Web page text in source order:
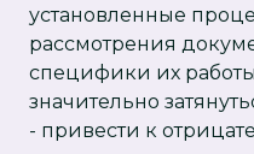
установленные
рассмотрения
специфики их
значительно
- привести к